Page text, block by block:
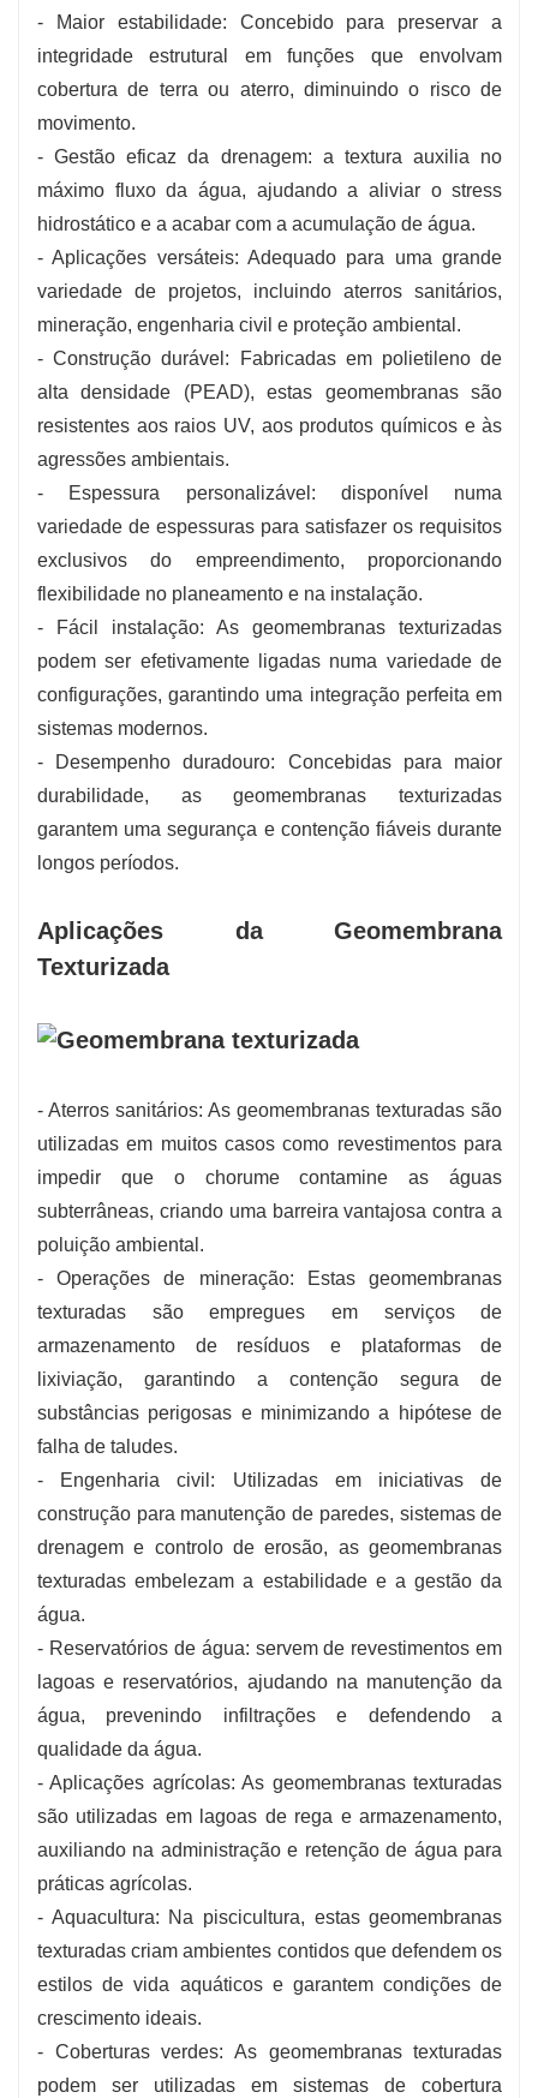
- Maior estabilidade: Concebido para preservar a
integridade estrutural em funções que envolvam
cobertura de terra ou aterro, diminuindo o risco de
movimento.
- Gestão eficaz da drenagem: a textura auxilia no
máximo fluxo da água, ajudando a aliviar o stress
hidrostático e a acabar com a acumulação de água.
- Aplicações versáteis: Adequado para uma grande
variedade de projetos, incluindo aterros sanitários,
mineração, engenharia civil e proteção ambiental.
- Construção durável: Fabricadas em polietileno de
alta densidade (PEAD), estas geomembranas são
resistentes aos raios UV, aos produtos químicos e às
agressões ambientais.
- Espessura personalizável: disponível numa
variedade de espessuras para satisfazer os requisitos
exclusivos do empreendimento, proporcionando
flexibilidade no planeamento e na instalação.
- Fácil instalação: As geomembranas texturizadas
podem ser efetivamente ligadas numa variedade de
configurações, garantindo uma integração perfeita em
sistemas modernos.
- Desempenho duradouro: Concebidas para maior
durabilidade, as geomembranas texturizadas
garantem uma segurança e contenção fiáveis ​​durante
longos períodos.
Aplicações da Geomembrana
Texturizada
- Aterros sanitários: As geomembranas texturadas são
utilizadas em muitos casos como revestimentos para
impedir que o chorume contamine as águas
subterrâneas, criando uma barreira vantajosa contra a
poluição ambiental.
- Operações de mineração: Estas geomembranas
texturadas são empregues em serviços de
armazenamento de resíduos e plataformas de
lixiviação, garantindo a contenção segura de
substâncias perigosas e minimizando a hipótese de
falha de taludes.
- Engenharia civil: Utilizadas em iniciativas de
construção para manutenção de paredes, sistemas de
drenagem e controlo de erosão, as geomembranas
texturadas embelezam a estabilidade e a gestão da
água.
- Reservatórios de água: servem de revestimentos em
lagoas e reservatórios, ajudando na manutenção da
água, prevenindo infiltrações e defendendo a
qualidade da água.
- Aplicações agrícolas: As geomembranas texturadas
são utilizadas em lagoas de rega e armazenamento,
auxiliando na administração e retenção de água para
práticas agrícolas.
- Aquacultura: Na piscicultura, estas geomembranas
texturadas criam ambientes contidos que defendem os
estilos de vida aquáticos e garantem condições de
crescimento ideais.
- Coberturas verdes: As geomembranas texturadas
podem ser utilizadas em sistemas de cobertura